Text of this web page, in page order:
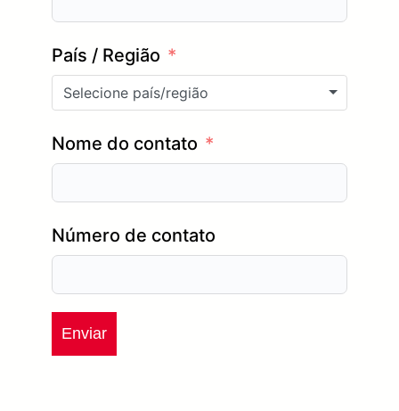
País / Região
Selecione país/região
Nome do contato
Número de contato
Enviar